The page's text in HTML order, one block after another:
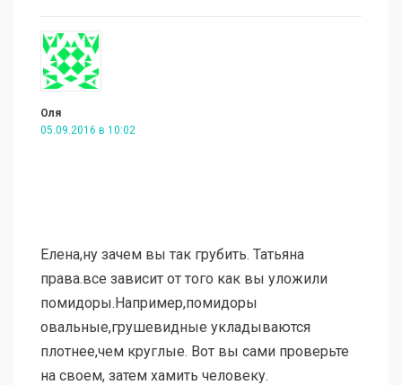
Оля
05.09.2016 в 10:02
Елена,ну зачем вы так грубить. Татьяна
права.все зависит от того как вы уложили
помидоры.Например,помидоры
овальные,грушевидные укладываются
плотнее,чем круглые. Вот вы сами проверьте
на своем, затем хамить человеку.